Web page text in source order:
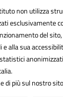
non utilizza
esclusivamente
del
e alla sua
di più sul nostro
Gallery